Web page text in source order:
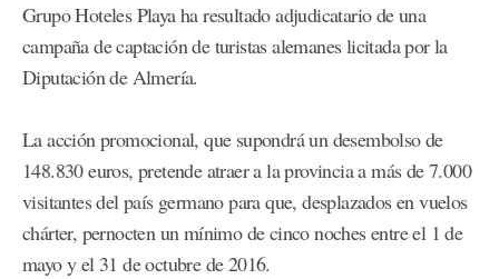
Grupo Hoteles Playa ha resultado adjudicatario de una
campaña de captación de turistas alemanes licitada por la
Diputación de Almería.
La acción promocional, que supondrá un desembolso de
148.830 euros, pretende atraer a la provincia a más de 7.000
visitantes del país germano para que, desplazados en vuelos
chárter, pernocten un mínimo de cinco noches entre el 1 de
mayo y el 31 de octubre de 2016.